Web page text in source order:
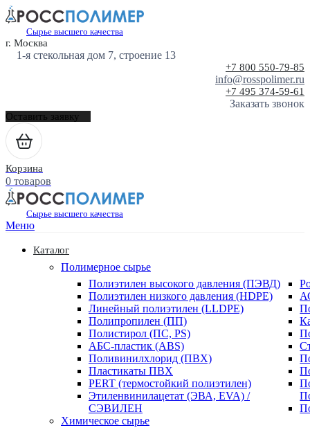
Сырье высшего качества
г. Москва
1-я стекольная дом 7, строение 13
+7 800 550-79-85
info@rosspolimer.ru
+7 495 374-59-61
Заказать звонок
Оставить заявку
Корзина
0 товаров
Сырье высшего качества
Меню
Каталог
Полимерное сырье
Полиэтилен высокого давления (ПЭВД)
Полиэтилен низкого давления (HDPE)
Линейный полиэтилен (LLDPE)
Полипропилен (ПП)
Полистирол (ПС, PS)
АБС-пластик (ABS)
Поливинилхлорид (ПВХ)
Пластикаты ПВХ
PERT (термостойкий полиэтилен)
Этиленвинилацетат (ЭВА, EVA) /
СЭВИЛЕН
Химическое сырье